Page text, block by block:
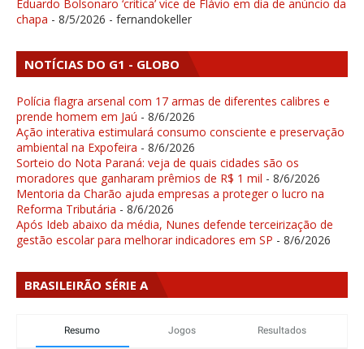
Eduardo Bolsonaro ‘critica’ vice de Flávio em dia de anúncio da
chapa - 8/5/2026 - fernandokeller
NOTÍCIAS DO G1 - GLOBO
Polícia flagra arsenal com 17 armas de diferentes calibres e
prende homem em Jaú - 8/6/2026
Ação interativa estimulará consumo consciente e preservação
ambiental na Expofeira - 8/6/2026
Sorteio do Nota Paraná: veja de quais cidades são os
moradores que ganharam prêmios de R$ 1 mil - 8/6/2026
Mentoria da Charão ajuda empresas a proteger o lucro na
Reforma Tributária - 8/6/2026
Após Ideb abaixo da média, Nunes defende terceirização de
gestão escolar para melhorar indicadores em SP - 8/6/2026
BRASILEIRÃO SÉRIE A
Resumo Jogos Resultados